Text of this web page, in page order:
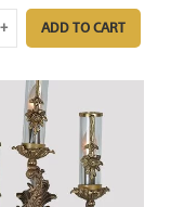
ADD TO CART